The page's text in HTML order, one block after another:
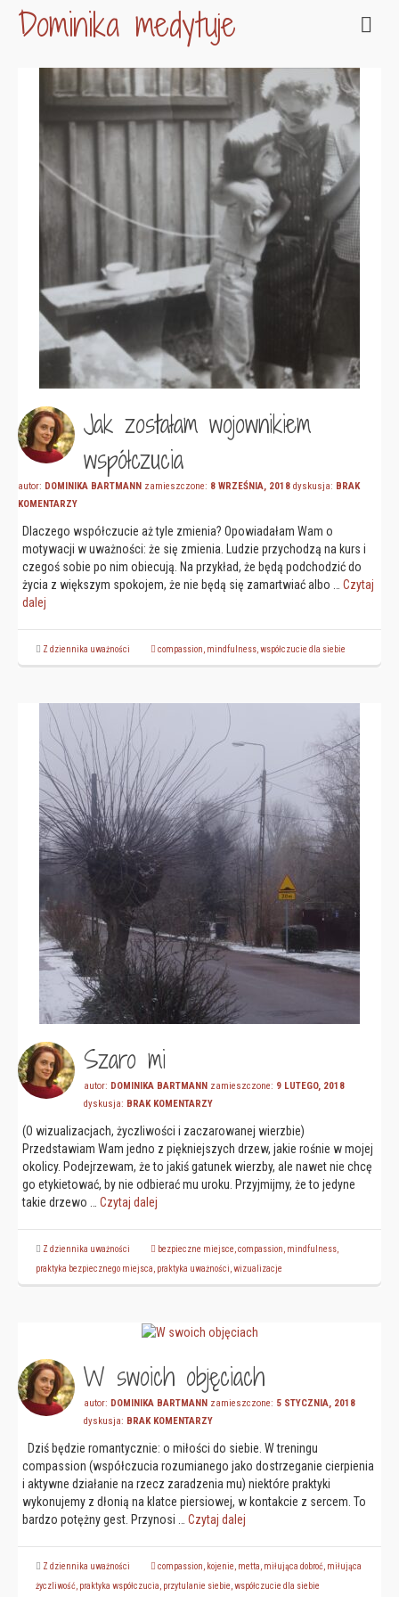
Dominika medytuje
Jak zostałam wojownikiem
współczucia
autor: DOMINIKA BARTMANN zamieszczone: 8 WRZEŚNIA, 2018 dyskusja: BRAK
KOMENTARZY
Dlaczego współczucie aż tyle zmienia? Opowiadałam Wam o
motywacji w uważności: że się zmienia. Ludzie przychodzą na kurs i
czegoś sobie po nim obiecują. Na przykład, że będą podchodzić do
życia z większym spokojem, że nie będą się zamartwiać albo … Czytaj
dalej
Z dziennika uważności compassion mindfulness współczucie dla siebie
Szaro mi
autor: DOMINIKA BARTMANN zamieszczone: 9 LUTEGO, 2018
dyskusja: BRAK KOMENTARZY
(O wizualizacjach, życzliwości i zaczarowanej wierzbie)
Przedstawiam Wam jedno z piękniejszych drzew, jakie rośnie w mojej
okolicy. Podejrzewam, że to jakiś gatunek wierzby, ale nawet nie chcę
go etykietować, by nie odbierać mu uroku. Przyjmijmy, że to jedyne
takie drzewo … Czytaj dalej
Z dziennika uważności bezpieczne miejsce compassion mindfulness
praktyka bezpiecznego miejsca praktyka uważności wizualizacje
W swoich objęciach
autor: DOMINIKA BARTMANN zamieszczone: 5 STYCZNIA, 2018
dyskusja: BRAK KOMENTARZY
Dziś będzie romantycznie: o miłości do siebie. W treningu
compassion (współczucia rozumianego jako dostrzeganie cierpienia
i aktywne działanie na rzecz zaradzenia mu) niektóre praktyki
wykonujemy z dłonią na klatce piersiowej, w kontakcie z sercem. To
bardzo potężny gest. Przynosi … Czytaj dalej
Z dziennika uważności compassion, kojenie, metta, miłująca dobroć, miłująca
życzliwość, praktyka współczucia, przytulanie siebie,współczucie dla siebie